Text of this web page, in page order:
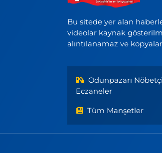
Bu sitede yer alan
videolar kaynak
alıntılanamaz ve
Odunpazarı Nöbetçi
Eczaneler
Tüm Manşetler